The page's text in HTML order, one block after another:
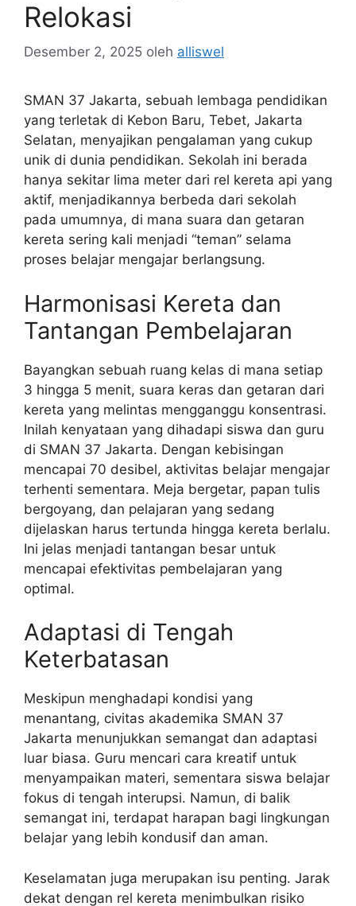
Relokasi
Desember 2, 2025 oleh alliswel
SMAN 37 Jakarta, sebuah lembaga pendidikan
yang terletak di Kebon Baru, Tebet, Jakarta
Selatan, menyajikan pengalaman yang cukup
unik di dunia pendidikan. Sekolah ini berada
hanya sekitar lima meter dari rel kereta api yang
aktif, menjadikannya berbeda dari sekolah
pada umumnya, di mana suara dan getaran
kereta sering kali menjadi “teman” selama
proses belajar mengajar berlangsung.
Harmonisasi Kereta dan
Tantangan Pembelajaran
Bayangkan sebuah ruang kelas di mana setiap
3 hingga 5 menit, suara keras dan getaran dari
kereta yang melintas mengganggu konsentrasi.
Inilah kenyataan yang dihadapi siswa dan guru
di SMAN 37 Jakarta. Dengan kebisingan
mencapai 70 desibel, aktivitas belajar mengajar
terhenti sementara. Meja bergetar, papan tulis
bergoyang, dan pelajaran yang sedang
dijelaskan harus tertunda hingga kereta berlalu.
Ini jelas menjadi tantangan besar untuk
mencapai efektivitas pembelajaran yang
optimal.
Adaptasi di Tengah
Keterbatasan
Meskipun menghadapi kondisi yang
menantang, civitas akademika SMAN 37
Jakarta menunjukkan semangat dan adaptasi
luar biasa. Guru mencari cara kreatif untuk
menyampaikan materi, sementara siswa belajar
fokus di tengah interupsi. Namun, di balik
semangat ini, terdapat harapan bagi lingkungan
belajar yang lebih kondusif dan aman.
Keselamatan juga merupakan isu penting. Jarak
dekat dengan rel kereta menimbulkan risiko